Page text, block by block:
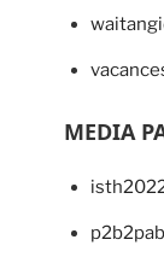
MEDIA